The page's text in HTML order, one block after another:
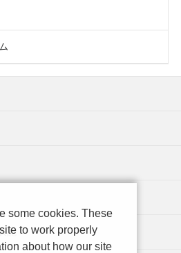
記
some cookies. These
to work properly
about how our site